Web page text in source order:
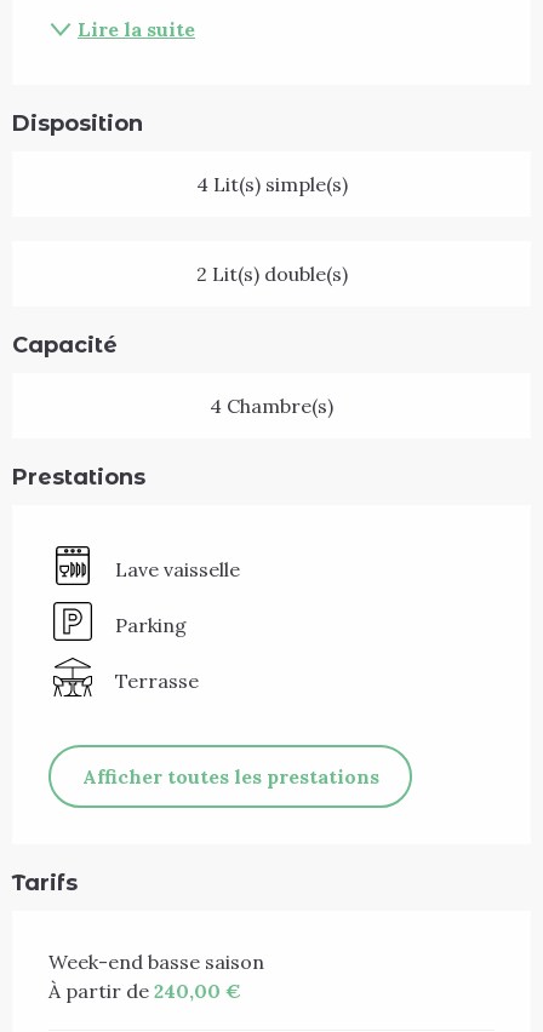
Lire la suite
Disposition
4 Lit(s) simple(s)
2 Lit(s) double(s)
Capacité
4 Chambre(s)
Prestations
Lave vaisselle
Parking
Terrasse
Afficher toutes les prestations
Tarifs
Week-end basse saison
À partir de 240,00 €